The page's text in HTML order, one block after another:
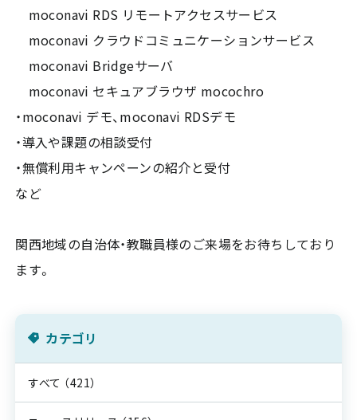
moconavi RDS リモートアクセスサービス
moconavi クラウドコミュニケーションサービス
moconavi Bridgeサーバ
moconavi セキュアブラウザ mocochro
・moconavi デモ、moconavi RDSデモ
・導入や課題の相談受付
・無償利用キャンペーンの紹介と受付
など
関西地域の自治体・教職員様のご来場をお待ちしており
ます。
カテゴリ
すべて （421）